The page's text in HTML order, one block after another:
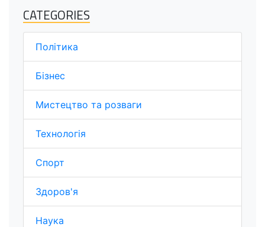
CATEGORIES
Політика
Бізнес
Мистецтво та розваги
Технологія
Спорт
Здоров'я
Наука